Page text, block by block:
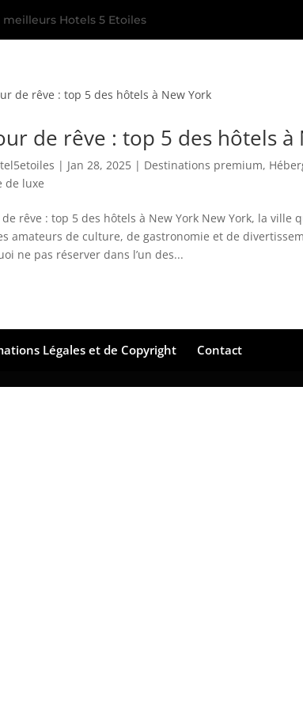
de rêve : top 5 des hôtels à
| Jan 28, 2025 | Destinations premium,
de luxe
de rêve : top 5 des hôtels à New York New York, la
amateurs de culture, de gastronomie et de
ne pas réserver dans l’un des...
Légales et de Copyright Contact